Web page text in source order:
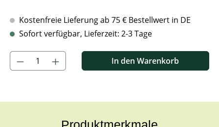
Kostenfreie Lieferung ab 75 € Bestellwert in DE
Sofort verfügbar, Lieferzeit: 2-3 Tage
Produkt Anzahl: Gib den gewünschten Wert ein oder benutze
In den Warenkorb